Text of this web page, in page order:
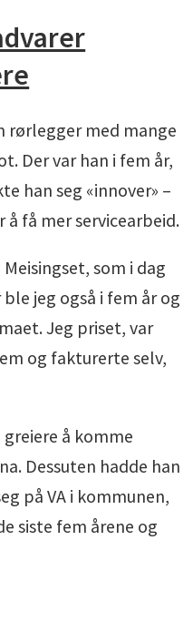
rørlegger med mange
Der var han i fem år,
han seg «innover» –
å få mer servicearbeid.
som i dag
jeg også i fem år og
Jeg priset, var
og fakturerte selv,
å komme
Dessuten hadde han
på VA i kommunen,
siste fem årene og